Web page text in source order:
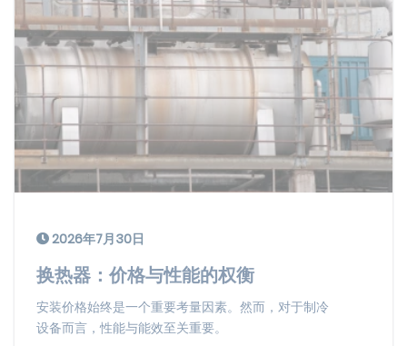
2026年7月30日
换热器：价格与性能的权衡
安装价格始终是一个重要考量因素。然而，对于制冷
设备而言，性能与能效至关重要。